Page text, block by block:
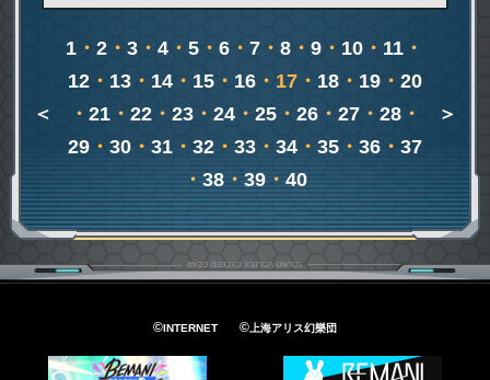
＜
1 ・2 ・3 ・4 ・5 ・6 ・7 ・8 ・9 ・ 10 ・ 11 ・
12・ 13・ 14・ 15・ 16・17・ 18・ 19・ 20
・ 21・ 22・ 23・ 24・ 25・ 26・ 27・ 28・
29・ 30・ 31・ 32・ 33・ 34・ 35・ 36・ 37
・ 38・39・40
＞
©INTERNET ©上海アリス幻樂団